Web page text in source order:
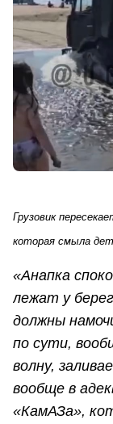
Грузовик
которая смыла
«Анапка
лежат у
должны
по сути,
волну,
вообще в
«КамАЗа»,